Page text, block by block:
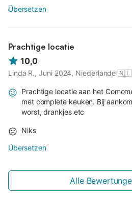
Übersetzen
Prachtige locatie
10,0
Linda R., Juni 2024, Niederlande 🇳🇱
Prachtige locatie aan het
met complete keuken. Bij
worst, drankjes etc
Niks
Übersetzen
Alle